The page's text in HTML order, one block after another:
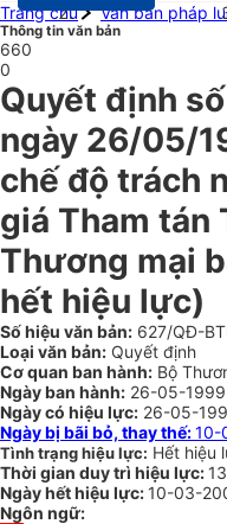
Trang chủ
Văn bản pháp
Thông tin văn bản
660
0
Quyết định
ngày 26/05/
chế độ trách
giá Tham tán
Thương mại
hết hiệu lực)
Số hiệu văn bản: 627/QĐ-
Loại văn bản: Quyết định
Cơ quan ban hành: Bộ
Ngày ban hành: 26-05-1999
Ngày có hiệu lực: 26-05-
Ngày bị bãi bỏ, thay thế:10-
Tình trạng hiệu lực: Hết hiệu
Thời gian duy trì hiệu lực:
Ngày hết hiệu lực: 10-03-
Ngôn ngữ: